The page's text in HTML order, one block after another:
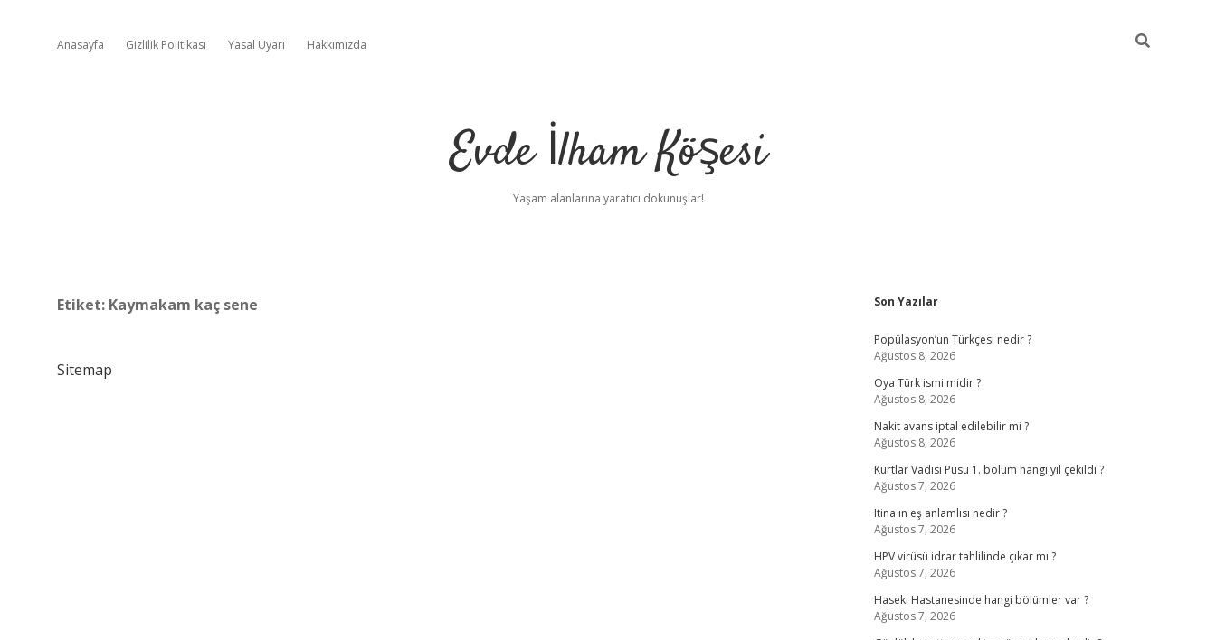
Anasayfa Gizlilik Politikası Yasal Uyarı Hakkımızda
Evde İlham Köşesi
Yaşam alanlarına yaratıcı dokunuşlar!
Etiket: Kaymakam kaç sene
Sitemap
Sidebar
Son Yazılar
Popülasyon’un Türkçesi nedir ?
Ağustos 8, 2026
Oya Türk ismi midir ?
Ağustos 8, 2026
Nakit avans iptal edilebilir mi ?
Ağustos 8, 2026
Kurtlar Vadisi Pusu 1. bölüm hangi yıl çekildi ?
Ağustos 7, 2026
Itina ın eş anlamlısı nedir ?
Ağustos 7, 2026
HPV virüsü idrar tahlilinde çıkar mı ?
Ağustos 7, 2026
Haseki Hastanesinde hangi bölümler var ?
Ağustos 7, 2026